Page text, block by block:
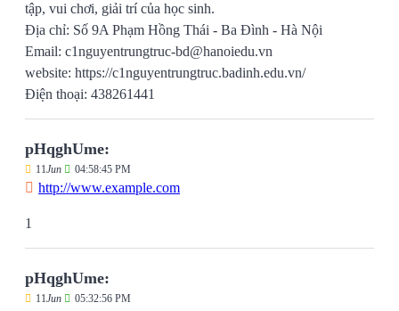
tập, vui chơi, giải trí của học sinh.
Địa chỉ: Số 9A Phạm Hồng Thái - Ba Đình - Hà Nội
Email: c1nguyentrungtruc-bd@hanoiedu.vn
website: https://c1nguyentrungtruc.badinh.edu.vn/
Điện thoại: 438261441
pHqghUme:
11Jun 04:58:45 PM
http://www.example.com
1
pHqghUme:
11Jun 05:32:56 PM